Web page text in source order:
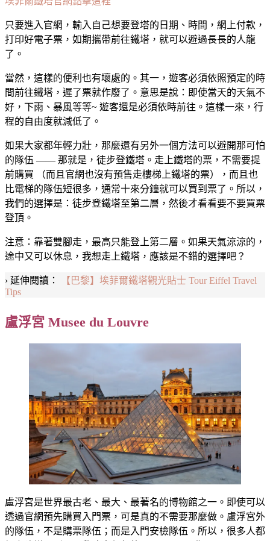
只要進入官網，輸入自己想要登塔的日期、時間，網上付款，
打印好電子票，如期攜帶前往鐵塔，就可以避過長長的人龍
了。
當然，這樣的便利也有壞處的。其一，遊客必須依照預定的時
間前往鐵塔，遲了票就作廢了。意思是說：即使當天的天氣不
好，下雨、暴風等等~ 遊客還是必須依時前往。這樣一來，行
程的自由度就減低了。
如果大家都年輕力壯，那麼還有另外一個方法可以避開那可怕
的隊伍 —— 那就是，徒步登鐵塔。走上鐵塔的票，不需要提
前購買 （而且官網也沒有預售走樓梯上鐵塔的票），而且也
比電梯的隊伍短很多，通常十來分鐘就可以買到票了。所以，
我們的選擇是：徒步登鐵塔至第二層，然後才看看要不要買票
登頂。
注意：靠著雙腳走，最高只能登上第二層。如果天氣涼涼的，
途中又可以休息，我想走上鐵塔，應該是不錯的選擇吧？
› 延伸閱讀：
【巴黎】埃菲爾鐵塔觀光貼士 Tour Eiffel Travel
Tips
盧浮宮 Musee du Louvre
盧浮宮是世界最古老、最大、最著名的博物館之一。即使可以
透過官網預先購買入門票，可是真的不需要那麼做。盧浮宮外
的隊伍，不是購票隊伍；而是入門安檢隊伍。所以，很多人都